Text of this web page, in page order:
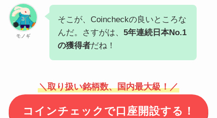
モノギ
そこが、Coincheckの良いところな
んだ。さすがは、 5年連続日本No.1
の獲得者だね！
＼取り扱い銘柄数、国内最大級！／
コインチェックで口座開設する！